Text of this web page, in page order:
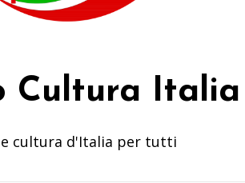
Cultura Italia
cultura d'Italia per tutti